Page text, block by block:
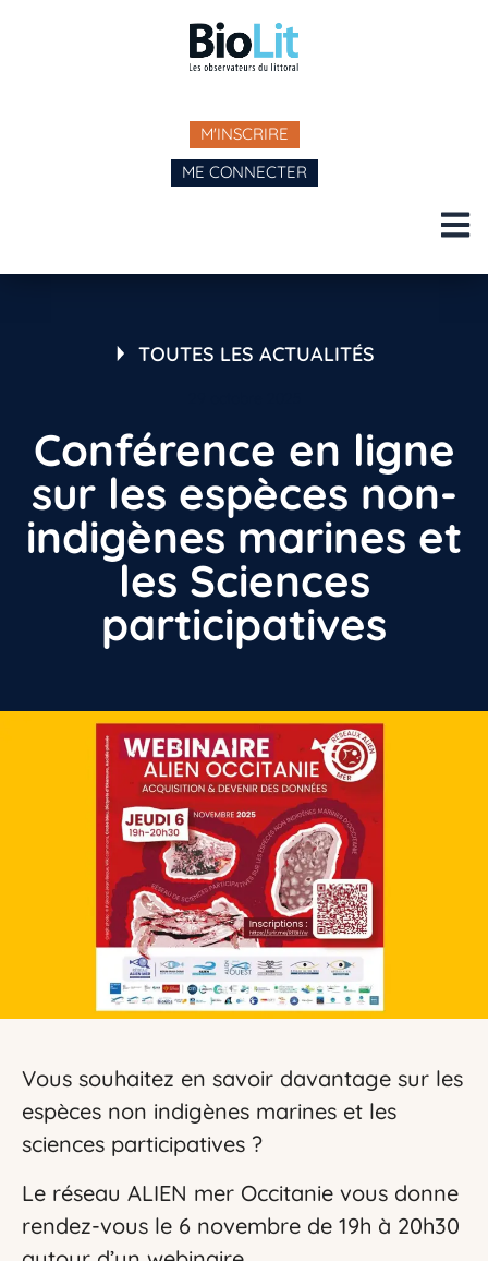
M'INSCRIRE
ME CONNECTER
TOUTES LES ACTUALITÉS
Conférence en ligne
sur les espèces non-
indigènes marines et
les Sciences
participatives
Vous souhaitez en savoir davantage sur les
espèces non indigènes marines et les
sciences participatives ?
Le réseau ALIEN mer Occitanie vous donne
rendez-vous le 6 novembre de 19h à 20h30